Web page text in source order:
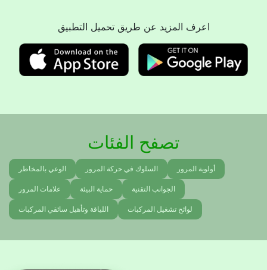
اعرف المزيد عن طريق تحميل التطبيق
تصفح الفئات
الوعي بالمخاطر السلوك في حركة المرور أولوية المرور
علامات المرور حماية البيئة الجوانب التقنية
اللياقة وتأهيل سائقي المركبات لوائح تشغيل المركبات